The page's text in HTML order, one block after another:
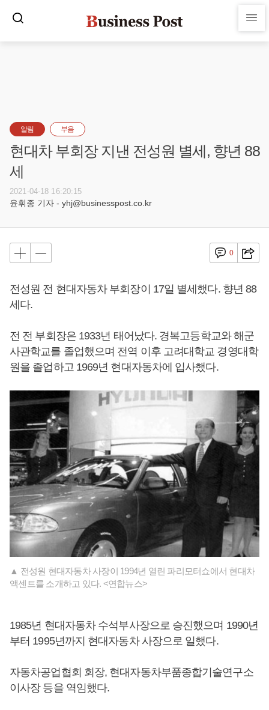
알림 부음
현대차 부회장 지낸 전성원 별세, 향년 88
세
2021-04-18 16:20:15
윤휘종 기자 - yhj@businesspost.co.kr
0
전성원 전 현대자동차 부회장이 17일 별세했다. 향년 88
세다.
전 전 부회장은 1933년 태어났다. 경복고등학교와 해군
사관학교를 졸업했으며 전역 이후 고려대학교 경영대학
원을 졸업하고 1969년 현대자동차에 입사했다.
▲ 전성원 현대자동차 사장이 1994년 열린 파리모터쇼에서 현대차
액센트를 소개하고 있다. <연합뉴스>
1985년 현대자동차 수석부사장으로 승진했으며 1990년
부터 1995년까지 현대자동차 사장으로 일했다.
자동차공업협회 회장, 현대자동차부품종합기술연구소
이사장 등을 역임했다.